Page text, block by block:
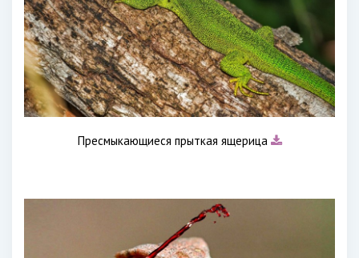
Пресмыкающиеся прыткая ящерица